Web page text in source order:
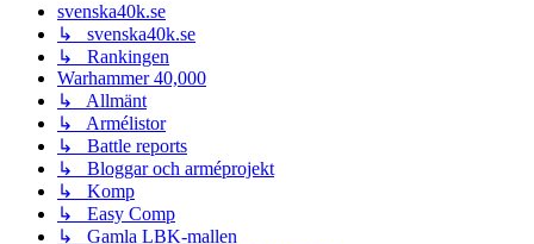
svenska40k.se
↳ svenska40k.se
↳ Rankingen
Warhammer 40,000
↳ Allmänt
↳ Armélistor
↳ Battle reports
↳ Bloggar och arméprojekt
↳ Komp
↳ Easy Comp
↳ Gamla LBK-mallen